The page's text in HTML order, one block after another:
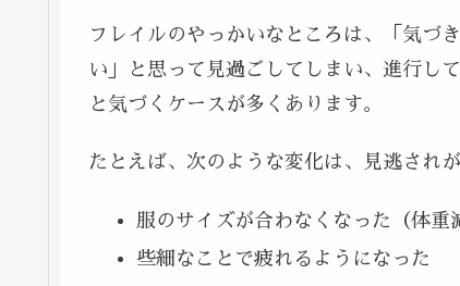
フレイルのやっかいなところは、「気づ
い」と思って見過ごしてしまい、進行し
と気づくケースが多くあります。
たとえば、次のような変化は、見逃され
服のサイズが合わなくなった（体重
些細なことで疲れるようになった